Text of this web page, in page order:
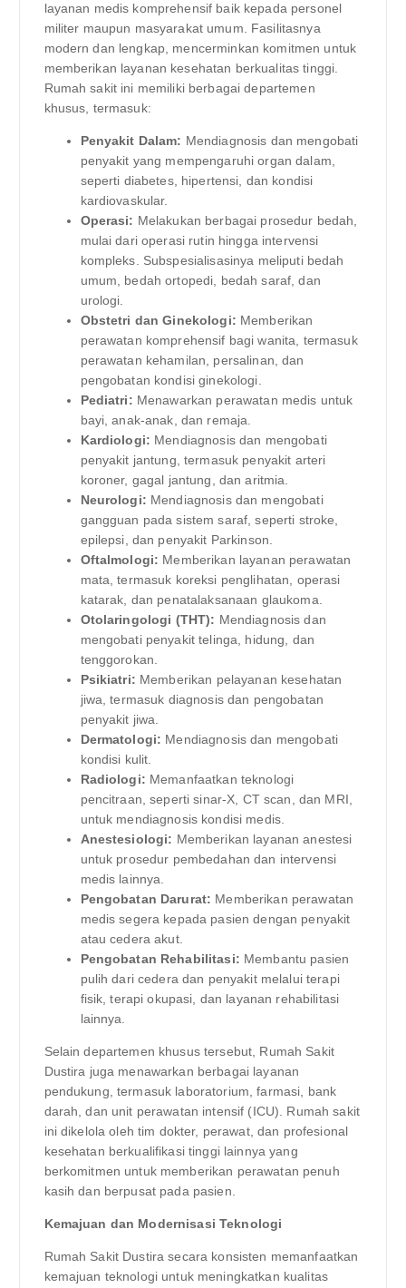
layanan medis komprehensif baik kepada personel
militer maupun masyarakat umum. Fasilitasnya
modern dan lengkap, mencerminkan komitmen untuk
memberikan layanan kesehatan berkualitas tinggi.
Rumah sakit ini memiliki berbagai departemen
khusus, termasuk:
Penyakit Dalam: Mendiagnosis dan mengobati
penyakit yang mempengaruhi organ dalam,
seperti diabetes, hipertensi, dan kondisi
kardiovaskular.
Operasi: Melakukan berbagai prosedur bedah,
mulai dari operasi rutin hingga intervensi
kompleks. Subspesialisasinya meliputi bedah
umum, bedah ortopedi, bedah saraf, dan
urologi.
Obstetri dan Ginekologi: Memberikan
perawatan komprehensif bagi wanita, termasuk
perawatan kehamilan, persalinan, dan
pengobatan kondisi ginekologi.
Pediatri: Menawarkan perawatan medis untuk
bayi, anak-anak, dan remaja.
Kardiologi: Mendiagnosis dan mengobati
penyakit jantung, termasuk penyakit arteri
koroner, gagal jantung, dan aritmia.
Neurologi: Mendiagnosis dan mengobati
gangguan pada sistem saraf, seperti stroke,
epilepsi, dan penyakit Parkinson.
Oftalmologi: Memberikan layanan perawatan
mata, termasuk koreksi penglihatan, operasi
katarak, dan penatalaksanaan glaukoma.
Otolaringologi (THT): Mendiagnosis dan
mengobati penyakit telinga, hidung, dan
tenggorokan.
Psikiatri: Memberikan pelayanan kesehatan
jiwa, termasuk diagnosis dan pengobatan
penyakit jiwa.
Dermatologi: Mendiagnosis dan mengobati
kondisi kulit.
Radiologi: Memanfaatkan teknologi
pencitraan, seperti sinar-X, CT scan, dan MRI,
untuk mendiagnosis kondisi medis.
Anestesiologi: Memberikan layanan anestesi
untuk prosedur pembedahan dan intervensi
medis lainnya.
Pengobatan Darurat: Memberikan perawatan
medis segera kepada pasien dengan penyakit
atau cedera akut.
Pengobatan Rehabilitasi: Membantu pasien
pulih dari cedera dan penyakit melalui terapi
fisik, terapi okupasi, dan layanan rehabilitasi
lainnya.
Selain departemen khusus tersebut, Rumah Sakit
Dustira juga menawarkan berbagai layanan
pendukung, termasuk laboratorium, farmasi, bank
darah, dan unit perawatan intensif (ICU). Rumah sakit
ini dikelola oleh tim dokter, perawat, dan profesional
kesehatan berkualifikasi tinggi lainnya yang
berkomitmen untuk memberikan perawatan penuh
kasih dan berpusat pada pasien.
Kemajuan dan Modernisasi Teknologi
Rumah Sakit Dustira secara konsisten memanfaatkan
kemajuan teknologi untuk meningkatkan kualitas